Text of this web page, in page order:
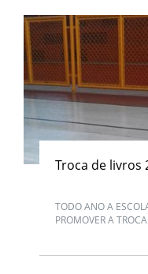
Troca de livros
TODO ANO A
PROMOVER A